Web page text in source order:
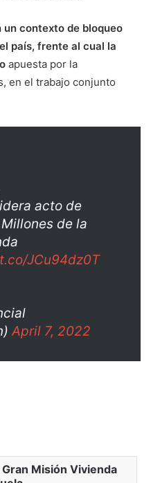
un contexto de bloqueo
país, frente al cual la
apuesta por la
en el trabajo conjunto
acto de
de la
JCu94dz0T
April 7, 2022
Misión Vivienda